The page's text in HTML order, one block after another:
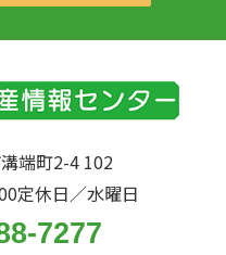
端町2-4 102
定休日／水曜日
7277